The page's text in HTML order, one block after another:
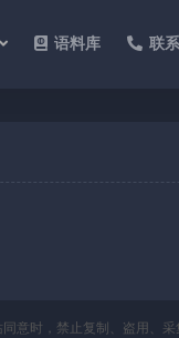
语料库 联
意时，禁止复制、盗用、采